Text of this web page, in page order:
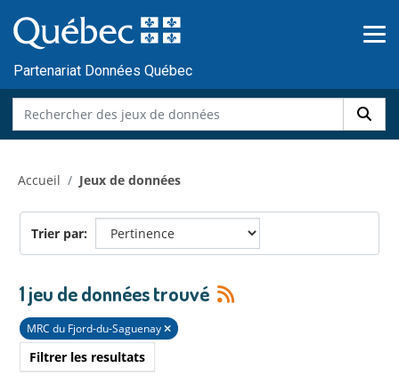
au
contenu
Partenariat Données Québec
Accueil Jeux de données
Trier par
1 jeu de données trouvé
MRC du Fjord-du-Saguenay
Filtrer les resultats